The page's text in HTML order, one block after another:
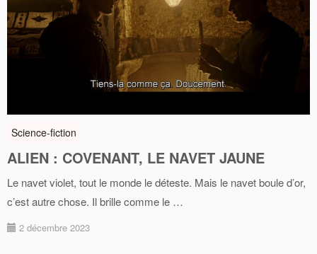
Science-fiction
ALIEN : COVENANT, LE NAVET JAUNE
Le navet violet, tout le monde le déteste. Mais le navet boule d’or,
c’est autre chose. Il brille comme le …
2 décembre 2023